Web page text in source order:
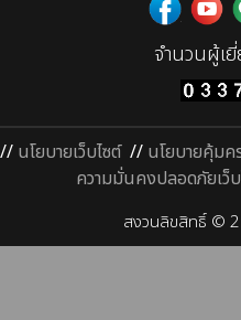
จำนวนผู้เ
// นโยบายเว็บไซต์ // นโยบายคุ้ม
ความมั่นคงปลอดภัยเว็
สงวนลิขสิทธิ์ ©